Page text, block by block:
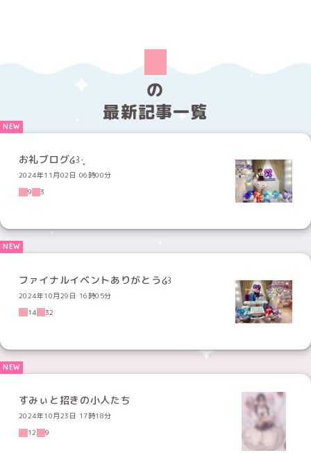
の
最新記事一覧
お礼ブログ໒꒱·̩͙
2024年11月02日 06時00分
9
3
ファイナルイベントありがとう໒꒱
2024年10月29日 16時05分
14
32
すみぃと招きの小人たち
2024年10月23日 17時18分
12
9